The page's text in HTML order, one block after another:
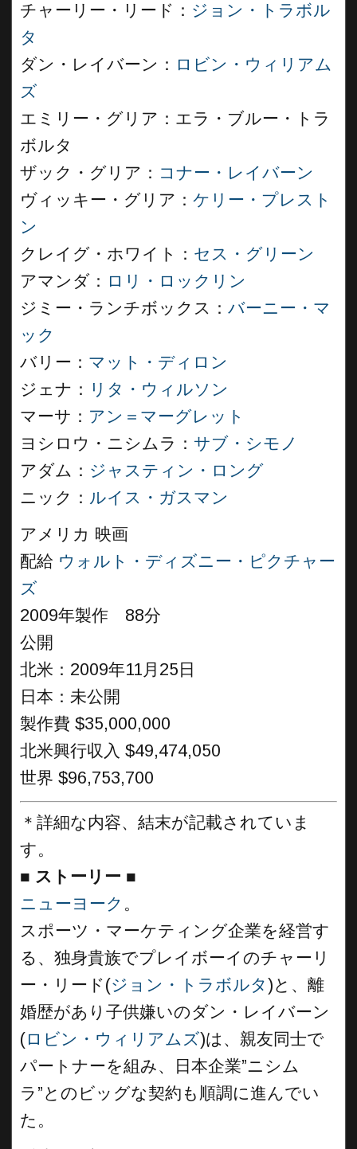
チャーリー・リード： ジョン・トラボル
タ
ダン・レイバーン： ロビン・ウィリアム
ズ
エミリー・グリア：エラ・ブルー・トラ
ボルタ
ザック・グリア： コナー・レイバーン
ヴィッキー・グリア： ケリー・プレスト
ン
クレイグ・ホワイト： セス・グリーン
アマンダ： ロリ・ロックリン
ジミー・ランチボックス： バーニー・マ
ック
バリー： マット・ディロン
ジェナ： リタ・ウィルソン
マーサ： アン＝マーグレット
ヨシロウ・ニシムラ： サブ・シモノ
アダム： ジャスティン・ロング
ニック： ルイス・ガスマン
アメリカ 映画
配給 ウォルト・ディズニー・ピクチャー
ズ
2009年製作 88分
公開
北米：2009年11月25日
日本：未公開
製作費 $35,000,000
北米興行収入 $49,474,050
世界 $96,753,700
＊詳細な内容、結末が記載されていま
す。
■ ストーリー ■
ニューヨーク 。
スポーツ・マーケティング企業を経営す
る、独身貴族でプレイボーイのチャーリ
ー・リード(ジョン・トラボルタ)と、離
婚歴があり子供嫌いのダン・レイバーン
(ロビン・ウィリアムズ)は、親友同士で
パートナーを組み、日本企業”ニシム
ラ”とのビッグな契約も順調に進んでい
た。